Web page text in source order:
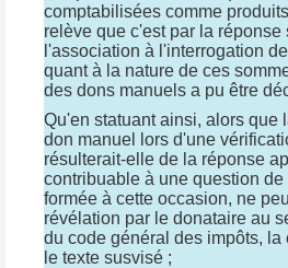
comptabilisées comme
relève que c'est par la réponse
l'association à l'interrogation
quant à la nature de ces
des dons manuels a pu être
Qu'en statuant ainsi, alors que
don manuel lors d'une
résulterait-elle de la réponse
contribuable à une question
formée à cette occasion, ne
révélation par le donataire au
du code général des impôts,
le texte susvisé ;